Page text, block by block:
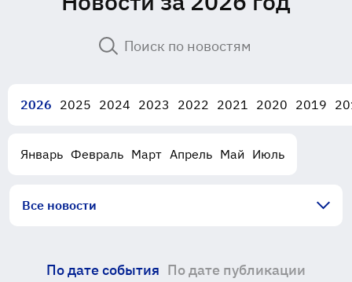
2026 2025 2024 2023 2022 2021 2020 2019
Январь Февраль Март Апрель Май Июль
Все новости
По дате события По дате публикации